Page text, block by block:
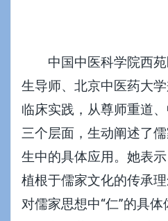
中国中医科学院西苑
生导师、北京中医药大
临床实践，从尊师重道
三个层面，生动阐述了
生中的具体应用。她表
植根于儒家文化的传承
对儒家思想中“仁”的具